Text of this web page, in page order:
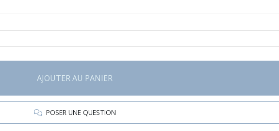
AJOUTER AU PANIER
POSER UNE QUESTION